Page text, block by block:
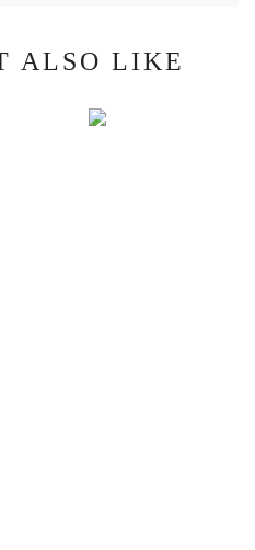
ALSO LIKE